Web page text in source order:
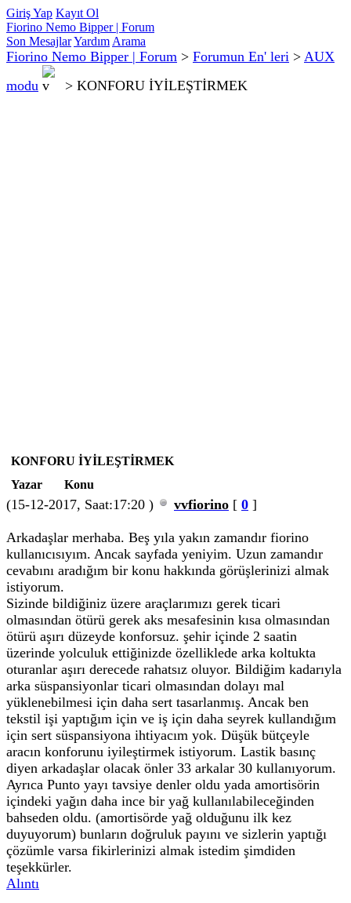
Giriş Yap Kayıt Ol
Fiorino Nemo Bipper | Forum
Son MesajlarYardım Arama
Fiorino Nemo Bipper | Forum > Forumun En' leri > AUX
modu
> KONFORU İYİLEŞTİRMEK
KONFORU İYİLEŞTİRMEK
Yazar
Konu
(15-12-2017, Saat:17:20 ) vvfiorino [ 0 ]
Arkadaşlar merhaba. Beş yıla yakın zamandır fiorino
kullanıcısıyım. Ancak sayfada yeniyim. Uzun zamandır
cevabını aradığım bir konu hakkında görüşlerinizi almak
istiyorum.
Sizinde bildiğiniz üzere araçlarımızı gerek ticari
olmasından ötürü gerek aks mesafesinin kısa olmasından
ötürü aşırı düzeyde konforsuz. şehir içinde 2 saatin
üzerinde yolculuk ettiğinizde özelliklede arka koltukta
oturanlar aşırı derecede rahatsız oluyor. Bildiğim kadarıyla
arka süspansiyonlar ticari olmasından dolayı mal
yüklenebilmesi için daha sert tasarlanmış. Ancak ben
tekstil işi yaptığım için ve iş için daha seyrek kullandığım
için sert süspansiyona ihtiyacım yok. Düşük bütçeyle
aracın konforunu iyileştirmek istiyorum. Lastik basınç
diyen arkadaşlar olacak önler 33 arkalar 30 kullanıyorum.
Ayrıca Punto yayı tavsiye denler oldu yada amortisörin
içindeki yağın daha ince bir yağ kullanılabileceğinden
bahseden oldu. (amortisörde yağ olduğunu ilk kez
duyuyorum) bunların doğruluk payını ve sizlerin yaptığı
çözümle varsa fikirlerinizi almak istedim şimdiden
teşekkürler.
Alıntı